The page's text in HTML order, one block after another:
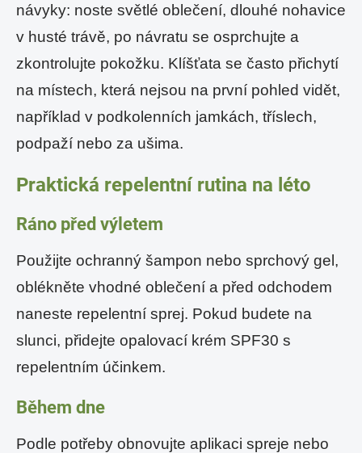
návyky: noste světlé oblečení, dlouhé nohavice
v husté trávě, po návratu se osprchujte a
zkontrolujte pokožku. Klíšťata se často přichytí
na místech, která nejsou na první pohled vidět,
například v podkolenních jamkách, tříslech,
podpaží nebo za ušima.
Praktická repelentní rutina na léto
Ráno před výletem
Použijte ochranný šampon nebo sprchový gel,
oblékněte vhodné oblečení a před odchodem
naneste repelentní sprej. Pokud budete na
slunci, přidejte opalovací krém SPF30 s
repelentním účinkem.
Během dne
Podle potřeby obnovujte aplikaci spreje nebo